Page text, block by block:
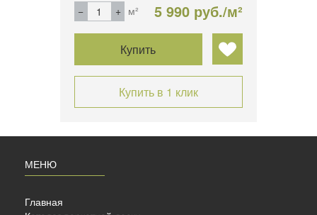
м²
5 990 руб./м²
Купить
Купить в 1 клик
МЕНЮ
Главная